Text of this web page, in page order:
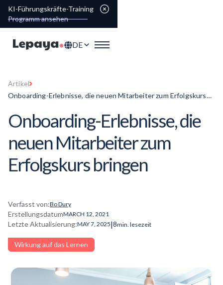
KI-Führungskräfte-Training
Programm ansehen
DE
Artikel
Onboarding-Erlebnisse, die neuen Mitarbeiter zum Erfolgskurs
Onboarding-Erlebnisse,die
neuen Mitarbeiter zum
Erfolgskurs bringen
Verfasst von:Bo Dury
ErstellungsdatumMARCH 12, 2021
Letzte Aktualisierung:MAY 7, 2025|8min. lesezeit
Wirkung auf das Lernen